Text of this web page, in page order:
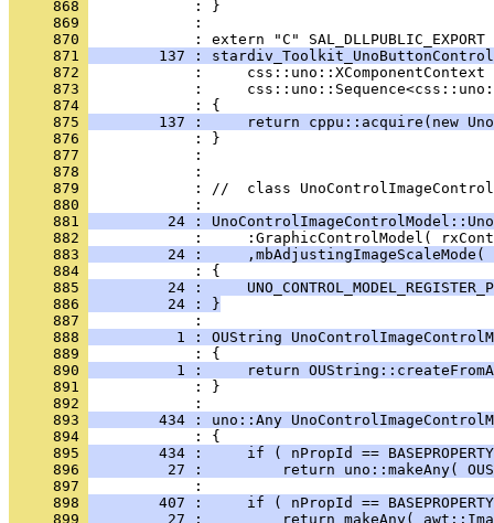
     868
     869
            :
     870
     871
137 :
     872
     873
     874
     875
137 :     return cppu::acquire(new
     876
     877
     878
     879
: //  class
     880
     881
24 :
     882
     883
24 :     ,mbAdjustingImageScaleMode(
     884
     885
24 :
     886
         24 : }
     887
     888
1 : OUString
     889
     890
1 :     return
     891
            : }
     892
     893
434 : uno::Any
     894
     895
434 :     if ( nPropId ==
     896
27 :         return uno::makeAny(
     897
     898
407 :     if ( nPropId ==
     899
27 :         return makeAny(